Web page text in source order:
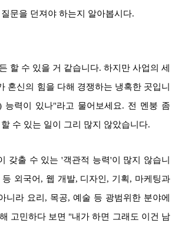
문을 던져야 하는지 알아봅시다.
할 수 있을 거 같습니다. 하지만 사업의 세
혼신의 힘을 다해 경쟁하는 냉혹한 곳입니
능력이 있나"라고 물어보세요. 전 멘붕 좀
수 있는 일이 그리 많지 않았습니다.
갖출 수 있는 '객관적 능력'이 많지 않습니
외국어, 웹 개발, 디자인, 기획, 마케팅과
니라 요리, 목공, 예술 등 광범위한 분야에
고민하다 보면 "내가 하면 그래도 이건 남